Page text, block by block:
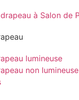
lumineuse
non lumineuse